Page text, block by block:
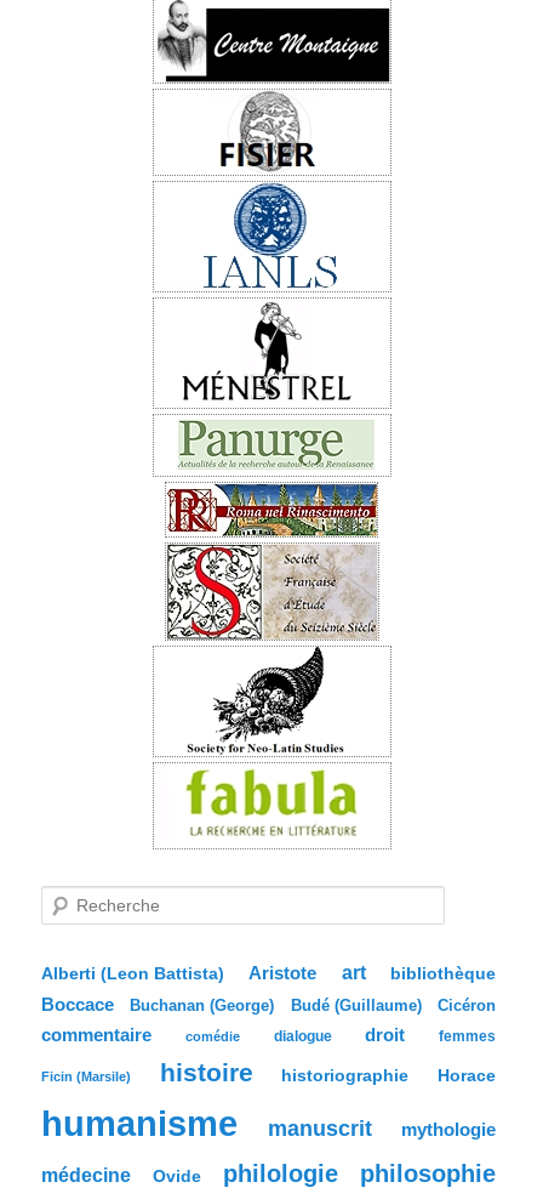
e
c
e
Alberti (Leon Battista) Aristote art bibliothèque
Boccace Buchanan (George) Budé (Guillaume) Cicéron
commentaire comédie dialogue droit femmes
Ficin (Marsile) histoire historiographie Horace
humanisme manuscrit mythologie
médecine Ovide philologie philosophie